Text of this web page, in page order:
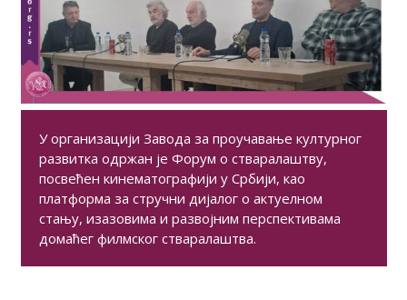
У организацији Завода за проучавање културног
развитка одржан је Форум о стваралаштву,
посвећен кинематографији у Србији, као
платформа за стручни дијалог о актуелном
стању, изазовима и развојним перспективама
домаћег филмског стваралаштва.